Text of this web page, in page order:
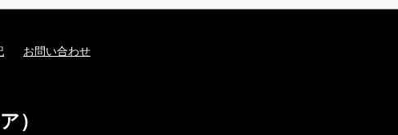
お問い合わせ
）